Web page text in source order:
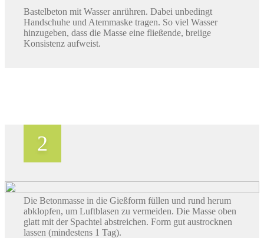
Bastelbeton mit Wasser anrühren. Dabei unbedingt
Handschuhe und Atemmaske tragen. So viel Wasser
hinzugeben, dass die Masse eine fließende, breiige
Konsistenz aufweist.
Die Betonmasse in die Gießform füllen und rund herum
abklopfen, um Luftblasen zu vermeiden. Die Masse oben
glatt mit der Spachtel abstreichen. Form gut austrocknen
lassen (mindestens 1 Tag).